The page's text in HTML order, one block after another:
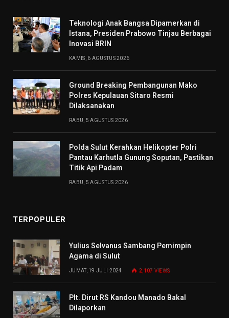
Teknologi Anak Bangsa Dipamerkan di
Istana, Presiden Prabowo Tinjau Berbagai
Inovasi BRIN
KAMIS, 6 AGUSTUS 2026
Ground Breaking Pembangunan Mako
Polres Kepulauan Sitaro Resmi
Dilaksanakan
RABU, 5 AGUSTUS 2026
Polda Sulut Kerahkan Helikopter Polri
Pantau Karhutla Gunung Soputan, Pastikan
Titik Api Padam
RABU, 5 AGUSTUS 2026
TERPOPULER
Yulius Selvanus Sambang Pemimpin
Agama di Sulut
JUMAT, 19 JULI 2024 2,107 VIEWS
Plt. Dirut RS Kandou Manado Bakal
Dilaporkan